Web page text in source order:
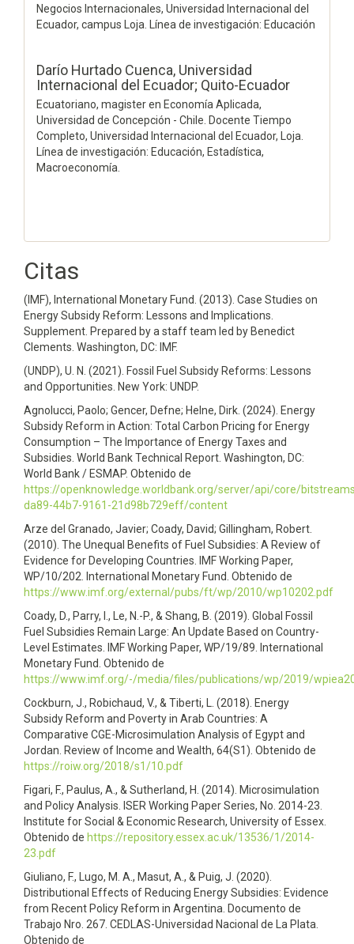
Negocios Internacionales, Universidad Internacional del
Ecuador, campus Loja. Línea de investigación: Educación
Darío Hurtado Cuenca, Universidad
Internacional del Ecuador; Quito-Ecuador
Ecuatoriano, magister en Economía Aplicada,
Universidad de Concepción - Chile. Docente Tiempo
Completo, Universidad Internacional del Ecuador, Loja.
Línea de investigación: Educación, Estadística,
Macroeconomía.
Citas
(IMF), International Monetary Fund. (2013). Case Studies on
Energy Subsidy Reform: Lessons and Implications.
Supplement. Prepared by a staff team led by Benedict
Clements. Washington, DC: IMF.
(UNDP), U. N. (2021). Fossil Fuel Subsidy Reforms: Lessons
and Opportunities. New York: UNDP.
Agnolucci, Paolo; Gencer, Defne; Helne, Dirk. (2024). Energy
Subsidy Reform in Action: Total Carbon Pricing for Energy
Consumption – The Importance of Energy Taxes and
Subsidies. World Bank Technical Report. Washington, DC:
World Bank / ESMAP. Obtenido de
https://openknowledge.worldbank.org/server/api/core/
da89-44b7-9161-21d98b729eff/content
Arze del Granado, Javier; Coady, David; Gillingham, Robert.
(2010). The Unequal Benefits of Fuel Subsidies: A Review of
Evidence for Developing Countries. IMF Working Paper,
WP/10/202. International Monetary Fund. Obtenido de
https://www.imf.org/external/pubs/ft/wp/2010/wp10202.pdf
Coady, D., Parry, I., Le, N.-P., & Shang, B. (2019). Global Fossil
Fuel Subsidies Remain Large: An Update Based on Country-
Level Estimates. IMF Working Paper, WP/19/89. International
Monetary Fund. Obtenido de
https://www.imf.org/-/media/files/publications/wp/2019/
Cockburn, J., Robichaud, V., & Tiberti, L. (2018). Energy
Subsidy Reform and Poverty in Arab Countries: A
Comparative CGE-Microsimulation Analysis of Egypt and
Jordan. Review of Income and Wealth, 64(S1). Obtenido de
https://roiw.org/2018/s1/10.pdf
Figari, F., Paulus, A., & Sutherland, H. (2014). Microsimulation
and Policy Analysis. ISER Working Paper Series, No. 2014-23.
Institute for Social & Economic Research, University of Essex.
Obtenido de https://repository.essex.ac.uk/13536/1/2014-
23.pdf
Giuliano, F., Lugo, M. A., Masut, A., & Puig, J. (2020).
Distributional Effects of Reducing Energy Subsidies: Evidence
from Recent Policy Reform in Argentina. Documento de
Trabajo Nro. 267. CEDLAS-Universidad Nacional de La Plata.
Obtenido de